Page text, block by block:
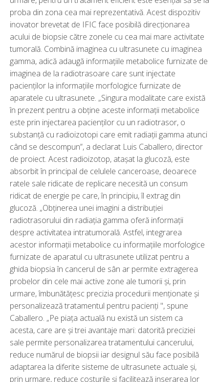
proba din zona cea mai reprezentativă. Acest dispozitiv
inovator brevetat de IFIC face posibilă direcționarea
acului de biopsie către zonele cu cea mai mare activitate
tumorală. Combină imaginea cu ultrasunete cu imaginea
gamma, adică adaugă informațiile metabolice furnizate de
imaginea de la radiotrasoare care sunt injectate
pacienților la informațiile morfologice furnizate de
aparatele cu ultrasunete. „Singura modalitate care există
în prezent pentru a obține aceste informații metabolice
este prin injectarea pacienților cu un radiotrasor, o
substanță cu radioizotopi care emit radiații gamma atunci
când se descompun”, a declarat Luis Caballero, director
de proiect. Acest radioizotop, atașat la glucoză, este
absorbit în principal de celulele canceroase, deoarece
ratele sale ridicate de replicare necesită un consum
ridicat de energie pe care, în principiu, îl extrag din
glucoză. „Obținerea unei imagini a distribuției
radiotrasorului din radiația gamma oferă informații
despre activitatea intratumorală. Astfel, integrarea
acestor informații metabolice cu informațiile morfologice
furnizate de aparatul cu ultrasunete utilizat pentru a
ghida biopsia în cancerul de sân ar permite extragerea
probelor din cele mai active zone ale tumorii și, prin
urmare, îmbunătățesc precizia procedurii menționate și
personalizează tratamentul pentru pacienți ", spune
Caballero. „Pe piața actuală nu există un sistem ca
acesta, care are și trei avantaje mari: datorită preciziei
sale permite personalizarea tratamentului cancerului,
reduce numărul de biopsii iar designul său face posibilă
adaptarea la diferite sisteme de ultrasunete actuale și,
prin urmare, reduce costurile și facilitează inserarea lor